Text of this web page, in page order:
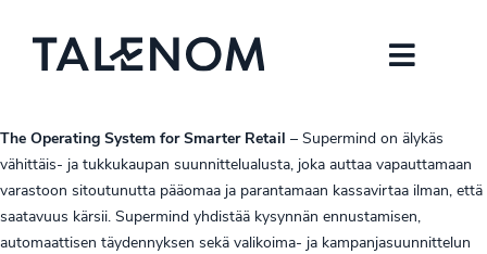
The Operating System for Smarter Retail – Supermind on älykäs
vähittäis- ja tukkukaupan suunnittelualusta, joka auttaa vapauttamaan
varastoon sitoutunutta pääomaa ja parantamaan kassavirtaa ilman, että
saatavuus kärsii. Supermind yhdistää kysynnän ennustamisen,
automaattisen täydennyksen sekä valikoima- ja kampanjasuunnittelun